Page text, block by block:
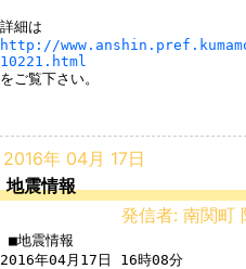
http://
10221.html
をご覧下さい。
2016年 04月 17日
地震情報
発信者: 南関町
2016年04月17日 16時08分